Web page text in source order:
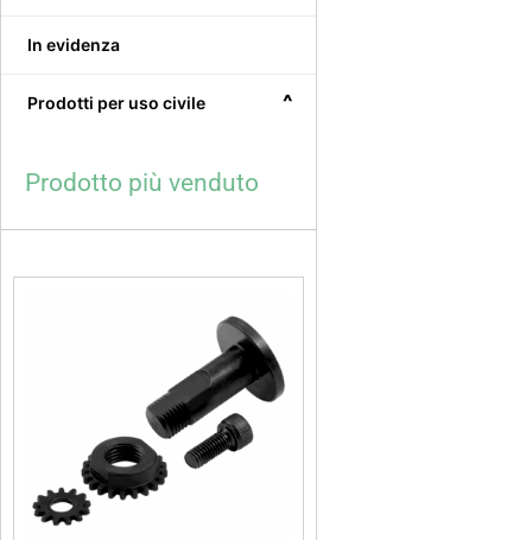
In evidenza
^
Prodotti per uso civile
Prodotto più venduto